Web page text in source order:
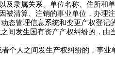
隶属关系、单位名称、住所和
清算、注销的事业单位，办理注
管理信息系统和变更产权登记
发生国有资产产权纠纷的，由
个人之间发生产权纠纷的，事